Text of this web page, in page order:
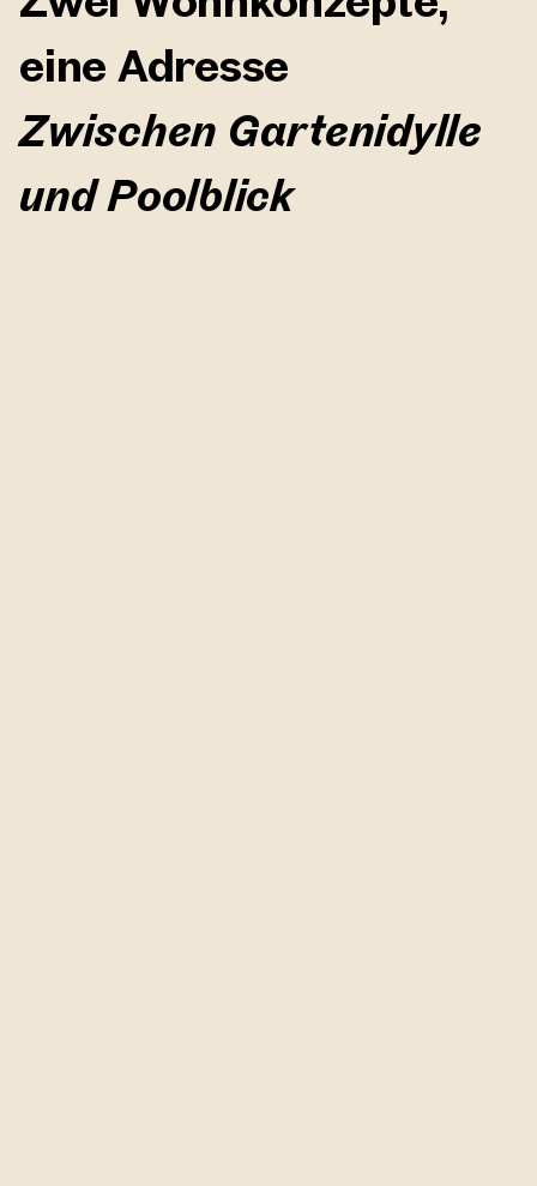
eine Adresse
Zwischen Gartenidylle
und Poolblick